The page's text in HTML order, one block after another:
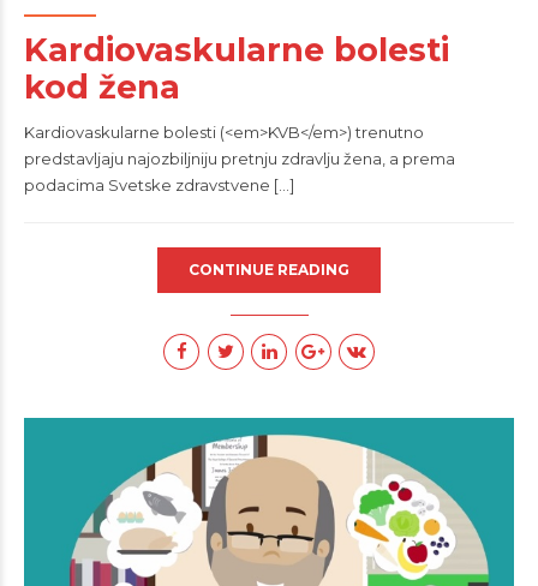
Kardiovaskularne bolesti
kod žena
Kardiovaskularne bolesti (<em>KVB</em>) trenutno
predstavljaju najozbiljniju pretnju zdravlju žena, a prema
podacima Svetske zdravstvene [...]
CONTINUE READING